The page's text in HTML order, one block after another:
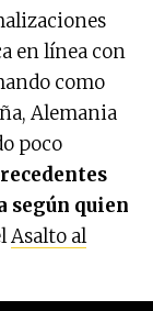
en línea con
como
Alemania
poco
según quien
Asalto al